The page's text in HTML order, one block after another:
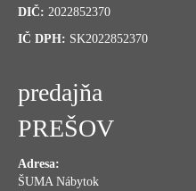
DIČ: 2022852370
IČ DPH: SK2022852370
predajňa
PREŠOV
Adresa:
ŠUMA Nábytok